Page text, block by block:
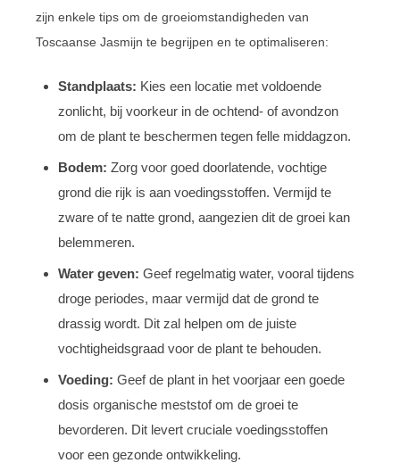
zijn enkele tips om de groeiomstandigheden van
Toscaanse Jasmijn te begrijpen en te optimaliseren:
Standplaats: Kies een locatie met voldoende
zonlicht, bij voorkeur in de ochtend- of avondzon
om de plant te beschermen tegen felle middagzon.
Bodem: Zorg voor goed doorlatende, vochtige
grond die rijk is aan voedingsstoffen. Vermijd te
zware of te natte grond, aangezien dit de groei kan
belemmeren.
Water geven: Geef regelmatig water, vooral tijdens
droge periodes, maar vermijd dat de grond te
drassig wordt. Dit zal helpen om de juiste
vochtigheidsgraad voor de plant te behouden.
Voeding: Geef de plant in het voorjaar een goede
dosis organische meststof om de groei te
bevorderen. Dit levert cruciale voedingsstoffen
voor een gezonde ontwikkeling.